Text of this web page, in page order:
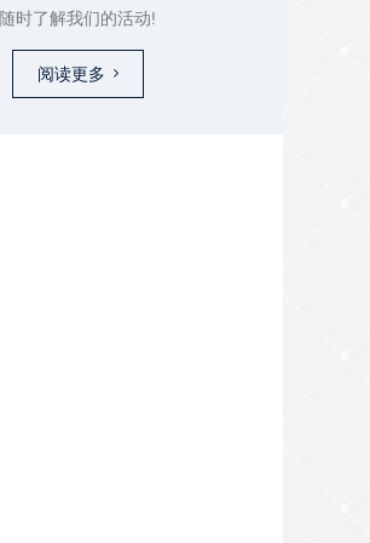
随时了解我们的活动!
阅读更多